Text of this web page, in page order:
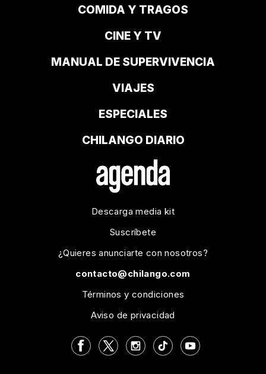
COMIDA Y TRAGOS
CINE Y TV
MANUAL DE SUPERVIVENCIA
VIAJES
ESPECIALES
CHILANGO DIARIO
Descarga media kit
Suscríbete
¿Quieres anunciarte con nosotros?
contacto@chilango.com
Términos y condiciones
Aviso de privacidad